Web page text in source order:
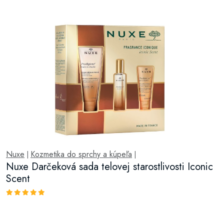
Nuxe Kozmetika do sprchy a kúpeľa
Nuxe Darčeková sada telovej starostlivosti Iconic
Scent